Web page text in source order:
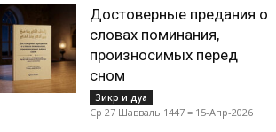
Достоверные предания о
словах поминания,
произносимых перед
сном
Зикр и дуа
Ср 27 Шавваль 1447 = 15-Апр-2026